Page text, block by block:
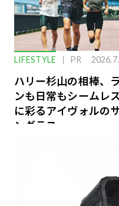
LIFESTYLE PR
ハリー杉山の相棒、ラ
ンも日常もシームレス
に彩るアイヴォルの
ングラス